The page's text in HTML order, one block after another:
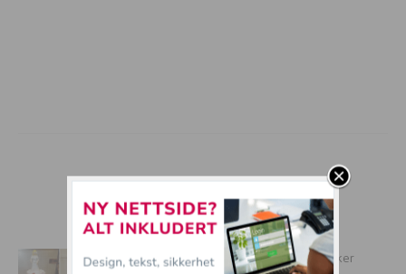
mer tullball
Her er 16 av verdens verste bryllupskaker